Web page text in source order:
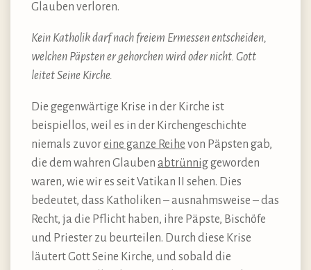
Glauben verloren.
Kein Katholik darf nach freiem Ermessen entscheiden,
welchen Päpsten er gehorchen wird oder nicht. Gott
leitet Seine Kirche.
Die gegenwärtige Krise in der Kirche ist
beispiellos, weil es in der Kirchengeschichte
niemals zuvoreine ganze Reihe von Päpsten gab,
die dem wahren Glauben abtrünniggeworden
waren, wie wir es seit Vatikan II sehen. Dies
bedeutet, dass Katholiken – ausnahmsweise – das
Recht, ja die Pflicht haben, ihre Päpste, Bischöfe
und Priester zu beurteilen. Durch diese Krise
läutert Gott Seine Kirche, und sobald die